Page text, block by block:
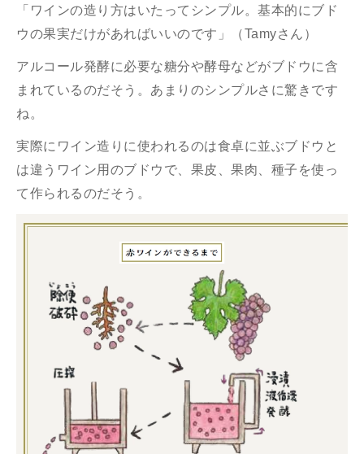
「ワインの造り方はいたってシンプル。基本的にブド
ウの果実だけがあればいいのです」（Tamyさん）
アルコール発酵に必要な糖分や酵母などがブドウに含
まれているのだそう。あまりのシンプルさに驚きです
ね。
実際にワイン造りに使われるのは食卓に並ぶブドウと
は違うワイン用のブドウで、果皮、果肉、種子を使っ
て作られるのだそう。